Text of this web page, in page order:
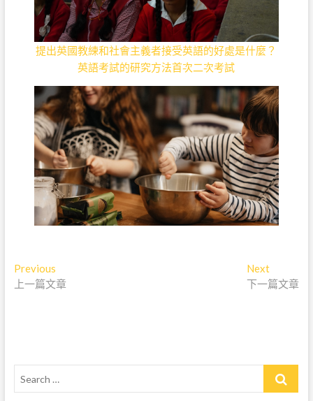
提出英國教練和社會主義者接受英語的好處是什麼？
英語考試的研究方法首次二次考試
文
章
Previous
r
p
上一篇文章
Next
e
:
下一篇文章